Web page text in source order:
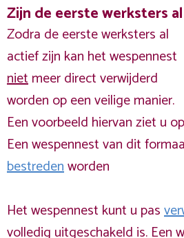
Zijn de eerste werksters
Zodra de eerste werksters al
actief zijn kan het wespennest
nietmeer direct verwijderd
worden op een veilige manier.
Een voorbeeld hiervan ziet u
Een wespennest van dit
bestredenworden
Het wespennest kunt u pas
volledig uitgeschakeld is. Een